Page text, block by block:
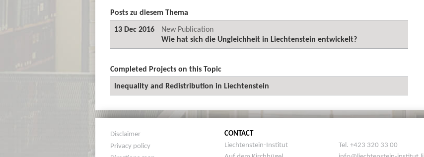
Posts zu diesem Thema
13 Dec 2016
New Publication
Wie hat sich die Ungleichheit in Liechtenstein entwickelt?
Completed Projects on this Topic
Inequality and Redistribution in Liechtenstein
Disclaimer
Privacy policy
CONTACT
Liechtenstein-Institut
Tel. +423 320 33 00